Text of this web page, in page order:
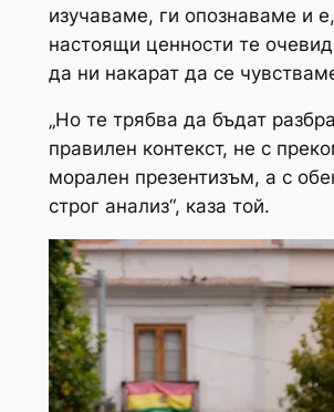
изучаваме, ги опознаваме и
настоящи ценности те
да ни накарат да се
„Но те трябва да бъдат
правилен контекст, не с
морален презентизъм, а с
строг анализ“, каза той.